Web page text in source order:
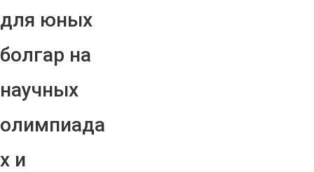
для юных
болгар на
научных
олимпиада
х и